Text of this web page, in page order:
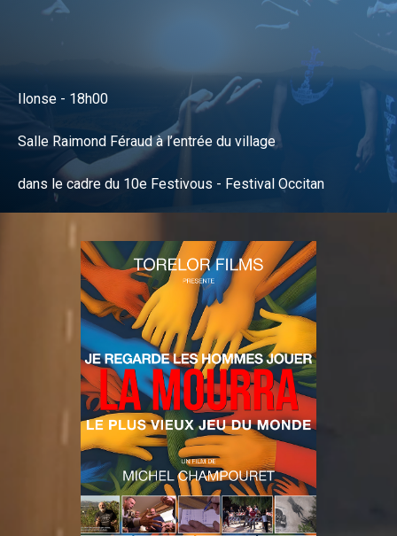
Ilonse - 18h00
Salle Raimond Féraud à l’entrée du village
dans le cadre du 10e Festivous - Festival Occitan